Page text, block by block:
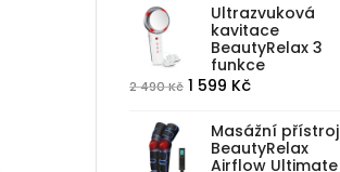
byla:
990 Kč.
je:
1
490 Kč.
Ultrazvuková
kavitace
BeautyRelax 3
funkce
2 490Kč Původní
byla:
1 599 KčAktuální
je:
1
Masážní přístroj
BeautyRelax
Airflow Ultimate